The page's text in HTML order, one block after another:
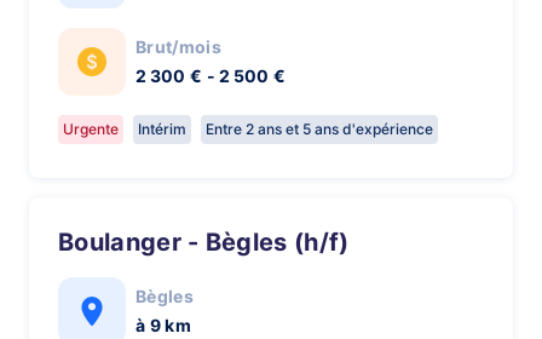
Brut/mois
2 300 € - 2 500 €
Urgente Intérim Entre 2 ans et 5 ans d'expérience
Boulanger - Bègles (h/f)
Bègles
à 9 km